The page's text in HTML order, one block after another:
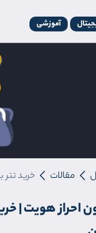
آموزشی
مقالات
احراز هویت |